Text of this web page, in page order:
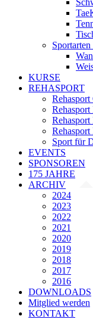
KURSE
REHASPORT
Rehasport
Sport für
EVENTS
SPONSOREN
175 JAHRE
ARCHIV
2024
2023
2022
2021
2020
2019
2018
2017
2016
DOWNLOADS
Mitglied werden
KONTAKT